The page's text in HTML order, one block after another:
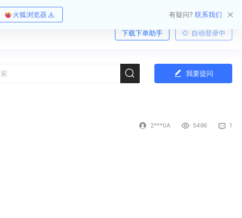
火狐浏览器 有疑问? 联系我们
下载下单助手 自动登录中
我要提问
2***0A 5496 1